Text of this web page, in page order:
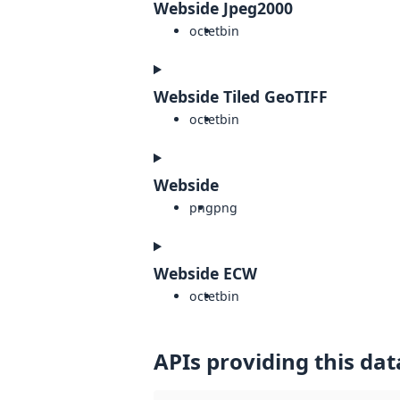
Webside Jpeg2000
octetbin
Webside Tiled GeoTIFF
octetbin
Webside
pngpng
Webside ECW
octetbin
APIs providing this